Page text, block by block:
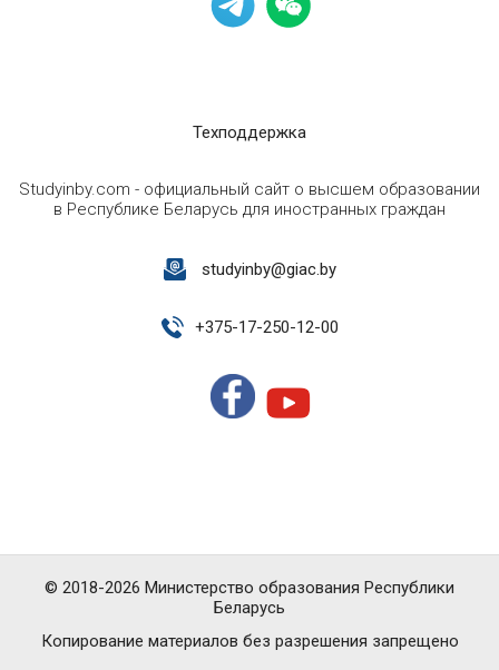
Техподдержка
Studyinby.com - официальный сайт о высшем образовании
в Республике Беларусь для иностранных граждан
studyinby@giac.by
+375-17-250-12-00
Копирование материалов без разрешения запрещено
© 2018-2026 Министерство образования Республики
Беларусь